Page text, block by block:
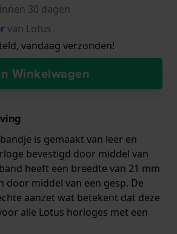
30 dagen
van Lotus
vandaag verzonden!
Winkelwagen
is gemaakt van leer en
bevestigd door middel van
heeft een breedte van 21 mm
door middel van een gesp. De
aanzet wat betekent dat deze
alle Lotus horloges met een